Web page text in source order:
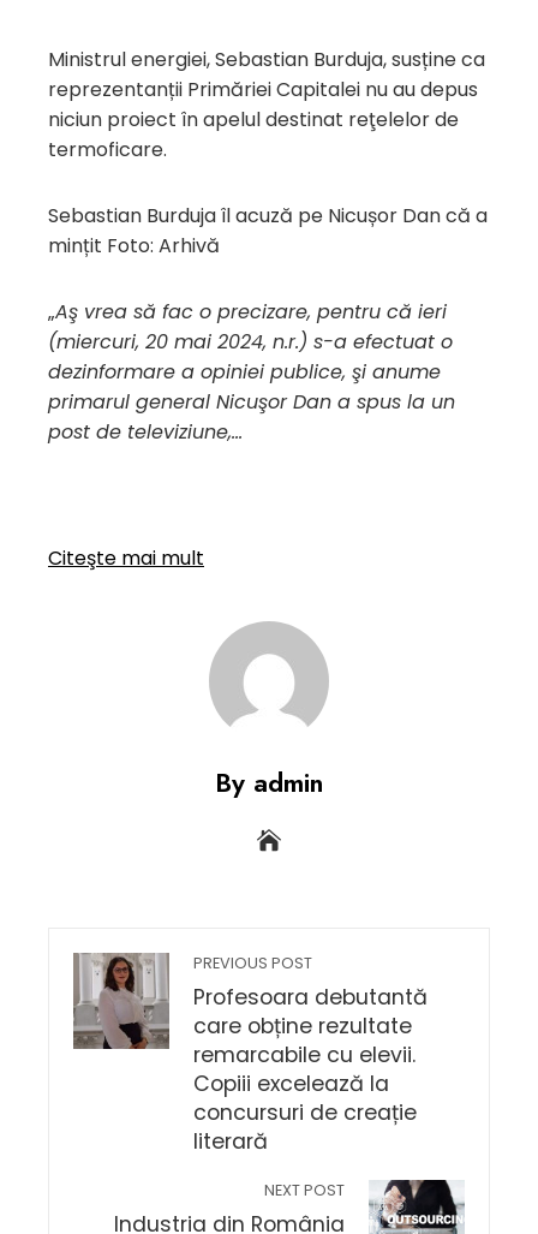
Ministrul energiei, Sebastian Burduja, susține ca
reprezentanții Primăriei Capitalei nu au depus
niciun proiect în apelul destinat reţelelor de
termoficare.
Sebastian Burduja îl acuză pe Nicușor Dan că a
mințit Foto: Arhivă
„Aş vrea să fac o precizare, pentru că ieri
(miercuri, 20 mai 2024, n.r.) s-a efectuat o
dezinformare a opiniei publice, şi anume
primarul general Nicuşor Dan a spus la un
post de televiziune,…
Citeşte mai mult
By admin
PREVIOUS POST
Profesoara debutantă
care obține rezultate
remarcabile cu elevii.
Copiii excelează la
concursuri de creație
literară
NEXT POST
Industria din România